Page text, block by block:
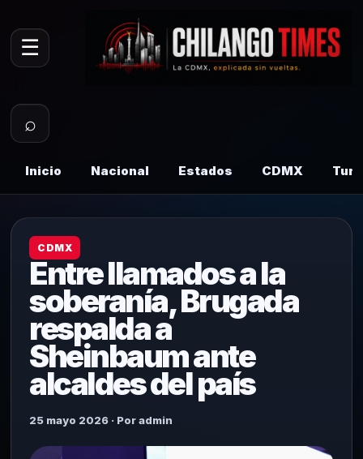
☰
⌕
Inicio Nacional Estados CDMX
CDMX
Entre llamados a la
soberanía, Brugada
respalda a
Sheinbaum ante
alcaldes del país
25 mayo 2026 · Por admin